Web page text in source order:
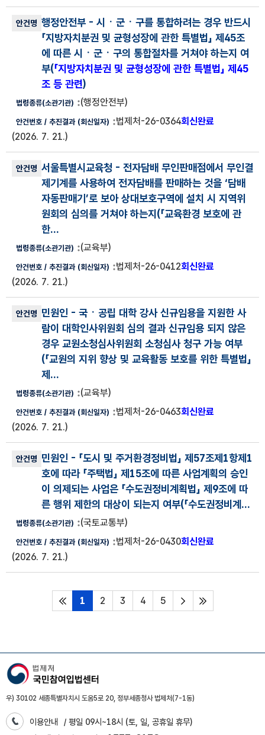
행정안전부 - 시ㆍ군ㆍ구를 통합하려는 경우 반드시
「지방자치분권 및 균형성장에 관한 특별법」 제45조
에 따른 시ㆍ군ㆍ구의 통합절차를 거쳐야 하는지 여
부(「지방자치분권 및 균형성장에 관한 특별법」 제45
조 등 관련)
(행정안전부)
법제처-26-0364회신완료
(2026. 7. 21.)
서울특별시교육청 - 전자담배 무인판매점에서 무인결
제기계를 사용하여 전자담배를 판매하는 것을 ‘담배
자동판매기’로 보아 상대보호구역에 설치 시 지역위
원회의 심의를 거쳐야 하는지(「교육환경 보호에 관
한...
(교육부)
법제처-26-0412회신완료
(2026. 7. 21.)
민원인 - 국ㆍ공립 대학 강사 신규임용을 지원한 사
람이 대학인사위원회 심의 결과 신규임용 되지 않은
경우 교원소청심사위원회 소청심사 청구 가능 여부
(「교원의 지위 향상 및 교육활동 보호를 위한 특별법」
제...
(교육부)
법제처-26-0463회신완료
(2026. 7. 21.)
민원인 - 「도시 및 주거환경정비법」 제57조제1항제1
호에 따라 「주택법」 제15조에 따른 사업계획의 승인
이 의제되는 사업은 「수도권정비계획법」 제9조에 따
른 행위 제한의 대상이 되는지 여부(「수도권정비계...
(국토교통부)
법제처-26-0430회신완료
(2026. 7. 21.)
처음페이지
1 2 3 4 5 다음페이지마지막페이지
우) 30102 세종특별자치시 도움5로 20, 정부세종청사 법제처(7-1동)
이용안내
/ 평일 09시~18시 (토, 일, 공휴일 휴무)